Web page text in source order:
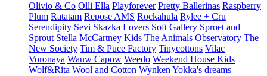
Olivio & Co Olli Ella Playforever Pretty Ballerinas Raspberry
Plum Ratatam Repose AMS Rockahula Rylee + Cru
Serendipity Sevi Skazka Lovers Soft Gallery Sproet and
Sprout Stella McCartney Kids The Animals Observatory The
New Society Tim & Puce Factory Tinycottons Vilac
Voronaya Wauw Capow Weedo Weekend House Kids
Wolf&Rita Wool and Cotton Wynken Yokka's dreams